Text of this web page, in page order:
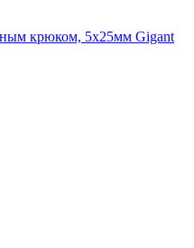
крюком, 5x25мм Gigant